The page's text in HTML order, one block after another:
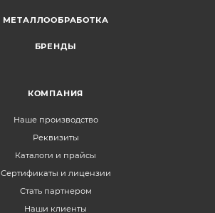
МЕТАЛЛООБРАБОТКА
БРЕНДЫ
КОМПАНИЯ
Наше производство
Реквизиты
Каталоги и прайсы
Сертификаты и лицензии
Стать партнером
Наши клиенты